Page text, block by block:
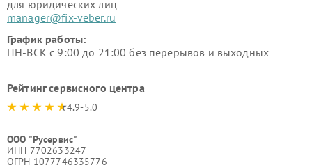
для юридических лиц
manager@fix-veber.ru
График работы:
ПН-ВСК с 9:00 до 21:00 без перерывов и выходных
Рейтинг сервисного центра
4.9-5.0
ООО "Русервис"
ИНН 7702633247
ОГРН 1077746335776